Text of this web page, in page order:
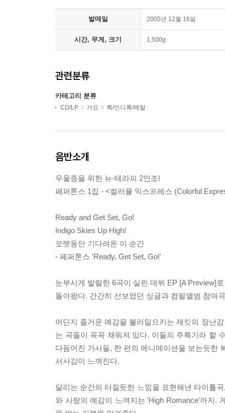
발매일 2005년 12월 16일
시간, 무게, 크기 1,500g
관련분류
카테고리 분류
CD/LP 가요 록/인디록/메탈
음반소개
우울증을 위한 뉴-테라피 2인조!
페퍼톤스 1집 - <컬러플 익스프레스 (Colorful
Ready and Get Set, Go!
Indigo Skies Up High!
오랫동안 기다려온 이 순간
- 페퍼톤스 'Ready, Get Set, Go!'
눈부시게 발랄한 6곡이 실린 데뷔 EP [A Preview]
돌아왔다. 간간히 선보였던 싱글과 컴필앨범 참여
어딘지 즐거운 예감을 불러일으키는 재킷의 장난
는 곡들이 꼭꼭 채워져 있다. 이들의 주특기라 할
다듬어진 가사들, 한 편의 에니메이션을 보는듯한
서사감이 느껴진다.
달리는 순간의 터질듯한 느낌을 표현해낸 타이틀
와 사랑의 예감이 느껴지는 'High Romance'까지.